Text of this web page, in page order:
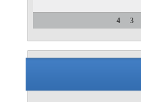
3
4